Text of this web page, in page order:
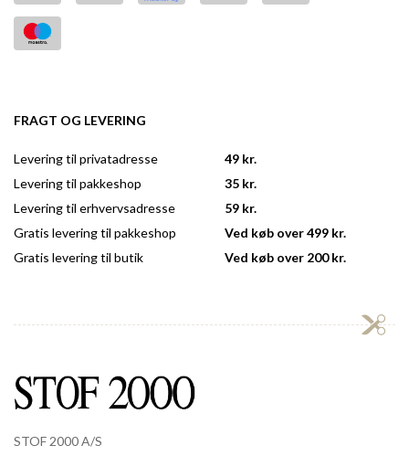
FRAGT OG LEVERING
Levering til privatadresse
Levering til pakkeshop
Levering til erhvervsadresse
Gratis levering til pakkeshop
Gratis levering til butik
49 kr.
35 kr.
59 kr.
Ved køb over 499 kr.
Ved køb over 200 kr.
STOF 2000 A/S